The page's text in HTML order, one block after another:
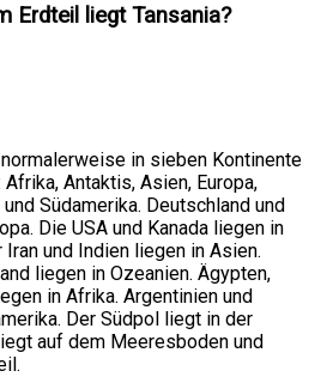
Erdteil liegt Tansania?
in sieben Kontinente
Antaktis, Asien, Europa,
Südamerika. Deutschland und
Die USA und Kanada liegen in
Iran und Indien liegen in Asien.
liegen in Ozeanien. Ägypten,
in Afrika. Argentinien und
Der Südpol liegt in der
auf dem Meeresboden und